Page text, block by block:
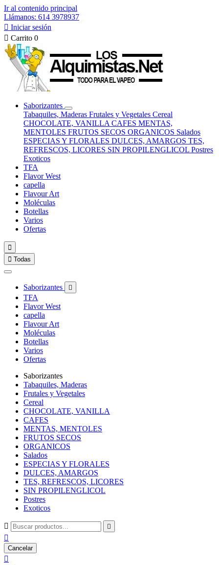
Ir al contenido principal
Llámanos: 614 3978937
 Iniciar sesión
 Carrito 0
Saborizantes
Tabaquiles, Maderas Frutales y Vegetales Cereal
CHOCOLATE, VANILLA CAFES MENTAS,
MENTOLES FRUTOS SECOS ORGANICOS Salados
ESPECIAS Y FLORALES DULCES, AMARGOS TES,
REFRESCOS, LICORES SIN PROPILENGLICOL Postres
Exoticos
TFA
Flavor West
capella
Flavour Art
Moléculas
Botellas
Varios
Ofertas

 Todas
Saborizantes 
TFA
Flavor West
capella
Flavour Art
Moléculas
Botellas
Varios
Ofertas
Saborizantes
Tabaquiles, Maderas
Frutales y Vegetales
Cereal
CHOCOLATE, VANILLA
CAFES
MENTAS, MENTOLES
FRUTOS SECOS
ORGANICOS
Salados
ESPECIAS Y FLORALES
DULCES, AMARGOS
TES, REFRESCOS, LICORES
SIN PROPILENGLICOL
Postres
Exoticos
 

Cancelar
